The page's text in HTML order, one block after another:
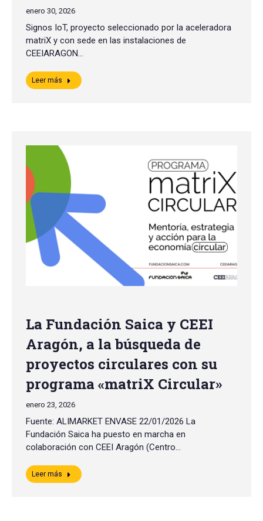
enero 30, 2026
Signos IoT, proyecto seleccionado por la aceleradora
matriX y con sede en las instalaciones de
CEEIARAGON…
Leer más
La Fundación Saica y CEEI
Aragón, a la búsqueda de
proyectos circulares con su
programa «matriX Circular»
enero 23, 2026
Fuente: ALIMARKET ENVASE 22/01/2026 La
Fundación Saica ha puesto en marcha en
colaboración con CEEI Aragón (Centro…
Leer más